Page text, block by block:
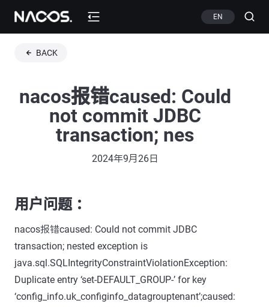
EN
BACK
nacos报错caused: Could
not commit JDBC
transaction; nes
2024年9月26日
用户问题 ：
nacos报错caused: Could not commit JDBC
transaction; nested exception is
java.sql.SQLIntegrityConstraintViolationException:
Duplicate entry ‘set-DEFAULT_GROUP-’ for key
‘config_info.uk_configinfo_datagrouptenant’;caused: